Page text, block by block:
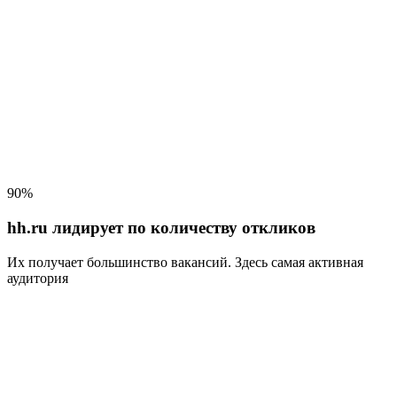
90%
hh.ru лидирует по количеству откликов
Их получает большинство вакансий. Здесь самая активная
аудитория